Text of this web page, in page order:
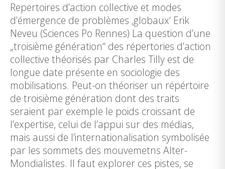
Repertoires d’action collective et modes
d’émergence de problèmes ‚globaux‘ Erik
Neveu (Sciences Po Rennes) La question d’une
„troisième génération“ des répertories d’action
collective théorisés par Charles Tilly est de
longue date présente en sociologie des
mobilisations. Peut-on théoriser un répértoire
de troisième génération dont des traits
seraient par exemple le poids croissant de
l’expertise, celui de l’appui sur des médias,
mais aussi de l’internationalisation symbolisée
par les sommets des mouvemetns Alter-
Mondialistes. Il faut explorer ces pistes, se